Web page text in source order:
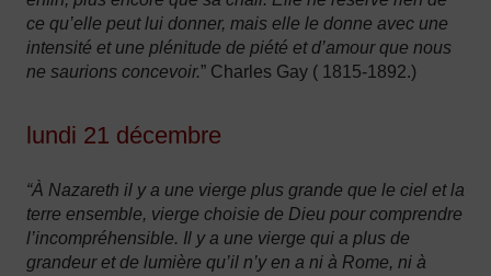
ce qu’elle peut lui donner, mais elle le donne avec une
intensité et une plénitude de piété et d’amour que nous
ne saurions concevoir.” Charles Gay ( 1815-1892.)
lundi 21 décembre
“À Nazareth il y a une vierge plus grande que le ciel et la
terre ensemble, vierge choisie de Dieu pour comprendre
l’incompréhensible. Il y a une vierge qui a plus de
grandeur et de lumière qu’il n’y en a ni à Rome, ni à